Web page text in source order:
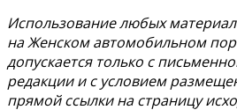
Использование любых
на Женском автомобильном
допускается только с
редакции и с условием
прямой ссылки на страницу